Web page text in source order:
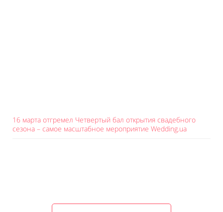
16 марта отгремел Четвертый бал открытия свадебного
сезона – самое масштабное мероприятие Wedding.ua